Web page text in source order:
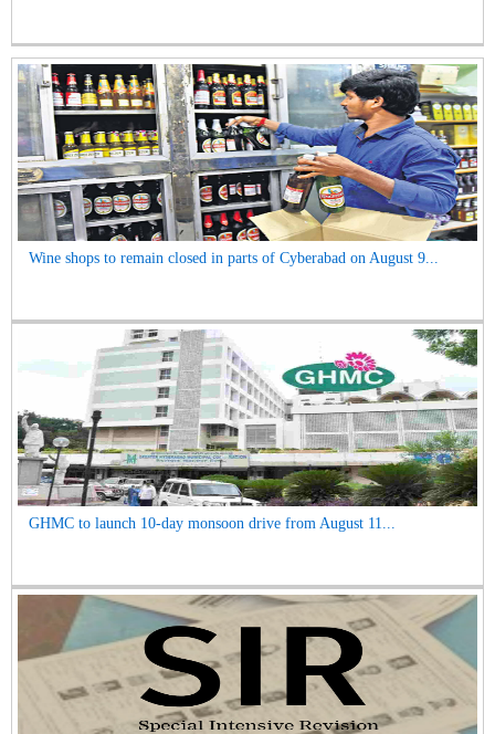
Wine shops to remain closed in parts of Cyberabad on August 9...
GHMC to launch 10-day monsoon drive from August 11...